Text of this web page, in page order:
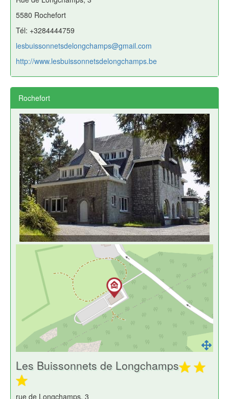
5580 Rochefort
Tél: +3284444759
lesbuissonnetsdelongchamps@gmail.com
http://www.lesbuissonnetsdelongchamps.be
Rochefort
Les Buissonnets de Longchamps
rue de Longchamps, 3